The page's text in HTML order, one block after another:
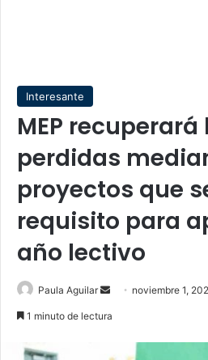
Interesante
MEP
perdidas
proyectos que
requisito para
año lectivo
Paula Aguilar
Send noviembre 1,
1 minuto de lectura